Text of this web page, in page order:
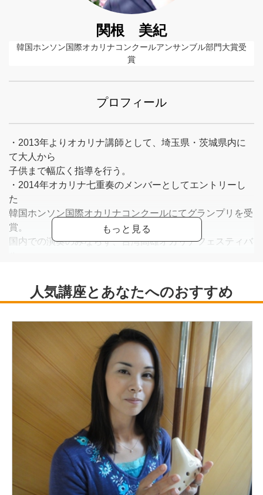
関根 美紀
韓国ホンソン国際オカリナコンクールアンサンブル部門大賞受
賞
プロフィール
・2013年よりオカリナ講師として、埼玉県・茨城県内に
て大人から
子供まで幅広く指導を行う。
・2014年オカリナ七重奏のメンバーとしてエントリーし
た
韓国ホンソン国際オカリナコンクールにてグランプリを受
賞。
国内での演奏のみならず、台湾高雄オカリナフェスティバ
・2019年よりオカリナユニット「AMix(アミクス)」を結成
依頼演奏にも出演。活動の場を広げている。
・2024年1月放映の日本テレビ「世界の果てまでイッテ
女芸人一芸合宿㏌宮崎へ同行し、オカリナ指導行う。
・メゾンカルチャー久喜、カルチャー古河講師。久喜市菖
子ども向けのワークショップの開催や、ロビーコンサート
「久喜ゆかりの演奏家コンサート」などに出演。